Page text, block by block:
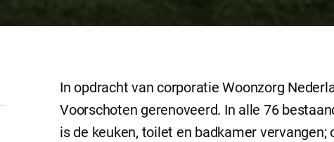
In opdracht van corporatie Woonzorg
Voorschoten gerenoveerd. In alle 76
is de keuken, toilet en badkamer vervangen;